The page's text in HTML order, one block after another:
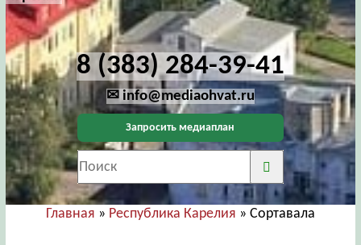
8 (383) 284-39-41
✉ info@mediaohvat.ru
Запросить медиаплан
Главная » Республика Карелия » Сортавала